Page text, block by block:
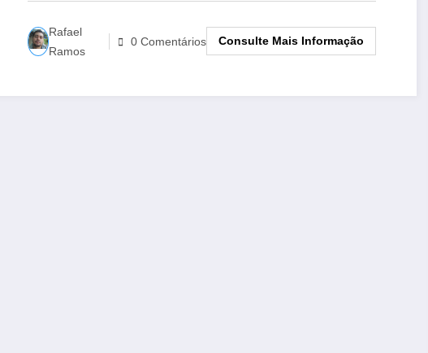
Rafael
Ramos
0 Comentários Consulte Mais Informação